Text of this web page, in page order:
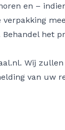
en –
het
. Wij
van